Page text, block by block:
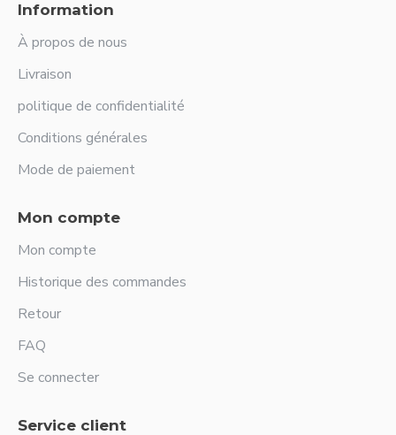
Information
À propos de nous
Livraison
politique de confidentialité
Conditions générales
Mode de paiement
Mon compte
Mon compte
Historique des commandes
Retour
FAQ
Se connecter
Service client